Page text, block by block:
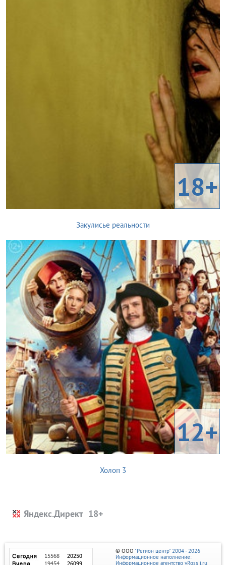
18+
Закулисье реальности
12+
Холоп 3
Яндекс.Директ
© ООО "Регион центр" 2004 - 2026
Информационное наполнение:
Информационное агентство vRossii.ru